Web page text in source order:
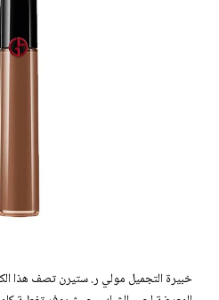
خبيرة التجميل مولي ر. ستيرن تصف هذا